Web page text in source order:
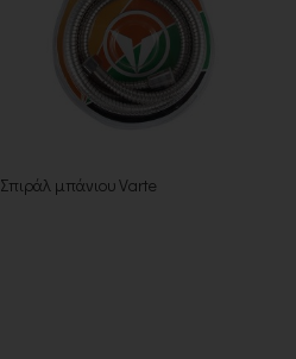
Σπιράλ μπάνιου Varte